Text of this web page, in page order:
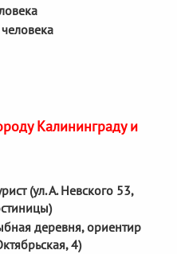
Калининграду и
(ул. А. Невского 53,
деревня, ориентир
4)